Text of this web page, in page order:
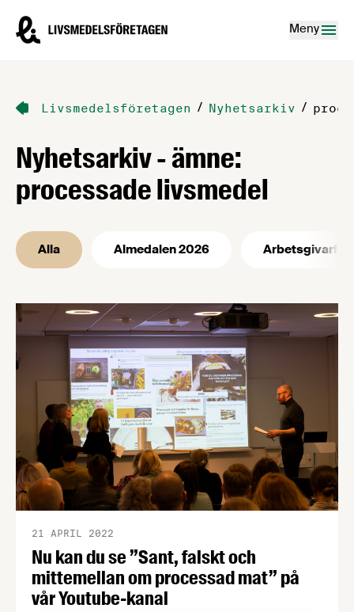
Livsmedelsföretagen – till startsidan
Meny
Livsmedelsföretagen / Nyhetsarkiv /
Nyhetsarkiv - ämne:
processade livsmedel
Alla Almedalen 2026
Nu kan du se ”Sant, falskt och
mittemellan om processad mat” på
vår Youtube-kanal
21 APRIL 2022